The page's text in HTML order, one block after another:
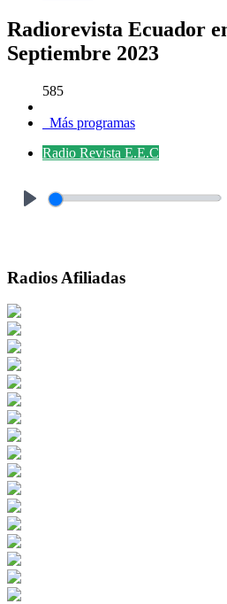
Radiorevista Ecuador
Septiembre 2023
585
Más programas
Radio Revista E.E.C
Radios Afiliadas